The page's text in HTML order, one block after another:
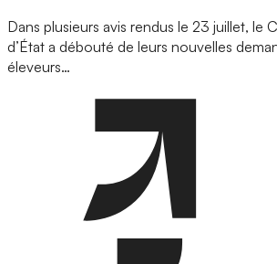
Dans plusieurs avis rendus le 23 juillet, le
d’État a débouté de leurs nouvelles
éleveurs…